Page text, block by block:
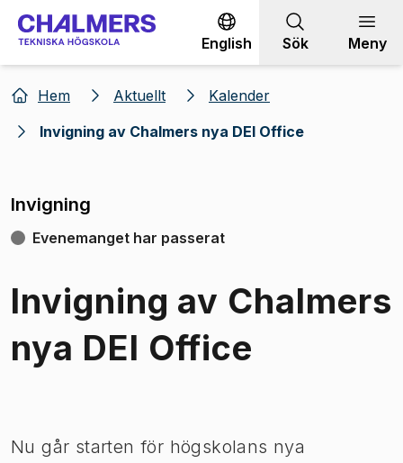
Gå till innehållet
English Sök Meny
Hem Aktuellt
Kalender
Invigning av Chalmers nya DEI Office
Invigning
Evenemanget har passerat
Invigning av Chalmers
nya DEI Office
Nu går starten för högskolans nya